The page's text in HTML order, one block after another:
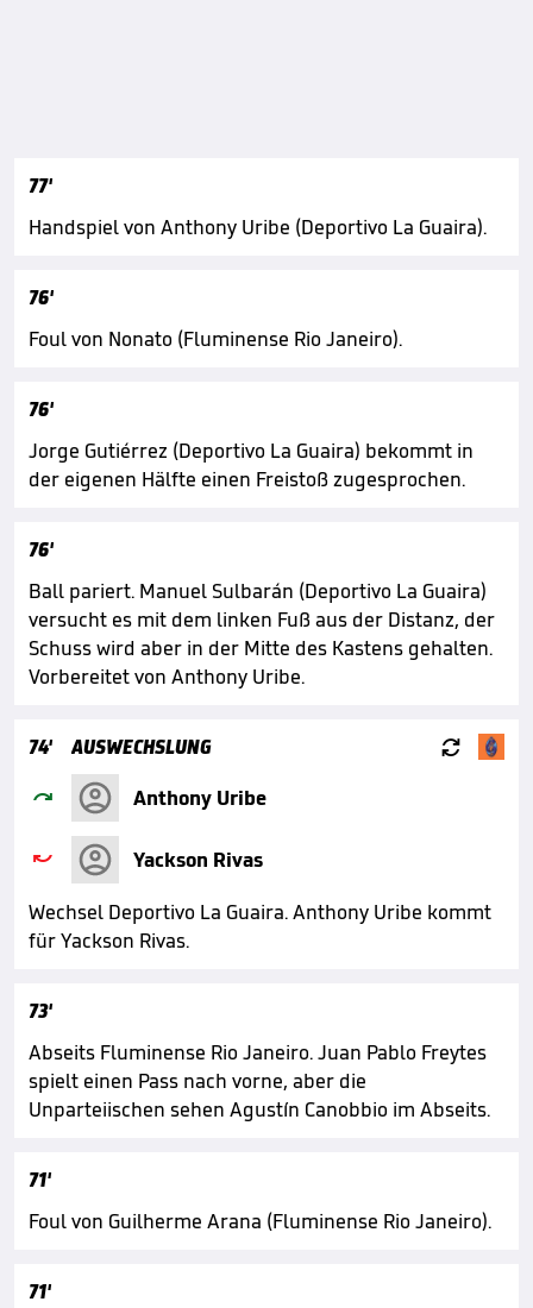
77'
Handspiel von Anthony Uribe (Deportivo La Guaira).
76'
Foul von Nonato (Fluminense Rio Janeiro).
76'
Jorge Gutiérrez (Deportivo La Guaira) bekommt in
der eigenen Hälfte einen Freistoß zugesprochen.
76'
Ball pariert. Manuel Sulbarán (Deportivo La Guaira)
versucht es mit dem linken Fuß aus der Distanz, der
Schuss wird aber in der Mitte des Kastens gehalten.
Vorbereitet von Anthony Uribe.
74' AUSWECHSLUNG 
 Anthony Uribe

Yackson Rivas
Wechsel Deportivo La Guaira. Anthony Uribe kommt
für Yackson Rivas.
73'
Abseits Fluminense Rio Janeiro. Juan Pablo Freytes
spielt einen Pass nach vorne, aber die
Unparteiischen sehen Agustín Canobbio im Abseits.
71'
Foul von Guilherme Arana (Fluminense Rio Janeiro).
71'